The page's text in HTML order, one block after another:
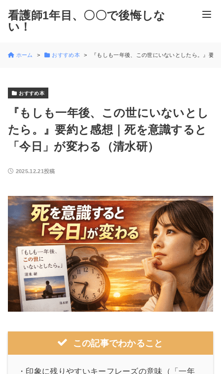
看護師1年目、〇〇で後悔しな
い！
ホーム おすすめ本 『もしも一年後、この世にいないとしたら。』要
おすすめ本
『もしも一年後、この世にいないとし
たら。』要約と感想｜死を意識すると
「今日」が変わる（清水研）
2025.12.21投稿
この記事でわかること
・印象に残りやすいキーフレーズの意味（「一年